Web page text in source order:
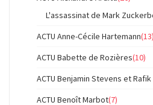
L'assassinat de Mark
ACTU Anne-Cécile Hartemann(13)
ACTU Babette de Rozières(10)
ACTU Benjamin Stevens et Rafik
ACTU Benoît Marbot(7)